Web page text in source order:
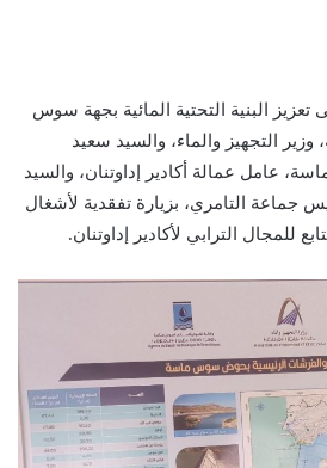
تعزيز البنية التحتية المائية بجهة سوس
وزير التجهيز والماء، والسيد سعيد
عامل عمالة أكادير إداوتنان، والسيد
جماعة التامري، بزيارة تفقدية لأشغال
للمجال الترابي لأكادير إداوتنان.